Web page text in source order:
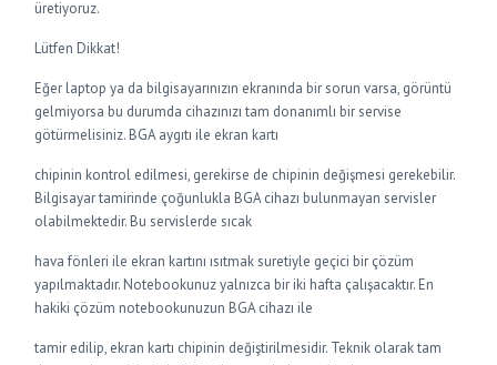
üretiyoruz.
Lütfen Dikkat!
Eğer laptop ya da bilgisayarınızın ekranında bir sorun varsa, görüntü
gelmiyorsa bu durumda cihazınızı tam donanımlı bir servise
götürmelisiniz. BGA aygıtı ile ekran kartı
chipinin kontrol edilmesi, gerekirse de chipinin değişmesi gerekebilir.
Bilgisayar tamirinde çoğunlukla BGA cihazı bulunmayan servisler
olabilmektedir. Bu servislerde sıcak
hava fönleri ile ekran kartını ısıtmak suretiyle geçici bir çözüm
yapılmaktadır. Notebookunuz yalnızca bir iki hafta çalışacaktır. En
hakiki çözüm notebookunuzun BGA cihazı ile
tamir edilip, ekran kartı chipinin değiştirilmesidir. Teknik olarak tam